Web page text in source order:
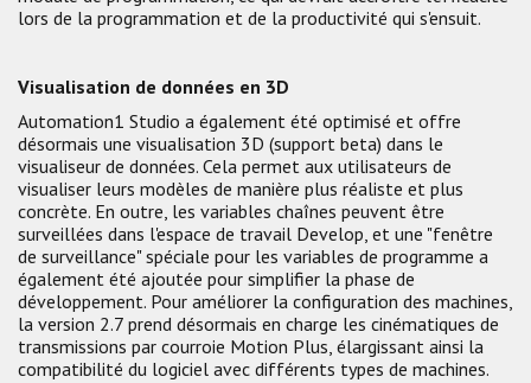
lors de la programmation et de la productivité qui s'ensuit.
Visualisation de données en 3D
Automation1 Studio a également été optimisé et offre
désormais une visualisation 3D (support beta) dans le
visualiseur de données. Cela permet aux utilisateurs de
visualiser leurs modèles de manière plus réaliste et plus
concrète. En outre, les variables chaînes peuvent être
surveillées dans l'espace de travail Develop, et une "fenêtre
de surveillance" spéciale pour les variables de programme a
également été ajoutée pour simplifier la phase de
développement. Pour améliorer la configuration des machines,
la version 2.7 prend désormais en charge les cinématiques de
transmissions par courroie Motion Plus, élargissant ainsi la
compatibilité du logiciel avec différents types de machines.